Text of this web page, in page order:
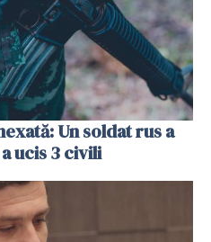
Un soldat rus a
ucis 3 civili